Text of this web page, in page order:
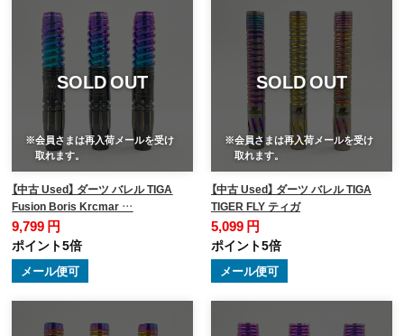
SOLD OUT
※会員さまは再入荷メールを受け
取れます。
【中古 Used】 ダーツ バレル TIGA
Fusion Boris Krcmar …
9,799 円
ポイント5倍
メール便可
SOLD OUT
※会員さまは再入荷メールを受け
取れます。
【中古 Used】 ダーツ バレル TIGA
TIGER FLY ティガ
5,099 円
ポイント5倍
メール便可